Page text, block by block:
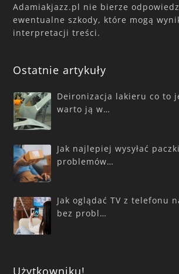
Adamiakjazz.pl nie bierze
ewentualne szkody, które mogą
interpretacji treści.
Ostatnie artykuły
Deironizacja lakieru co to
warto ją w…
Jak najlepiej wysyłać
problemów…
Jak oglądać TV z telefonu
bez probl…